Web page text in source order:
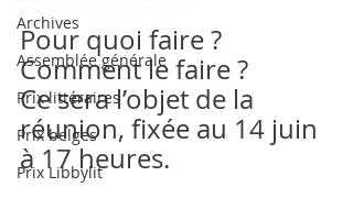
Archives
Assemblée générale
Prix littéraires
Prix belges
Prix Libbylit
Pour quoi faire ?
Comment le faire ?
Ce sera l’objet de la
réunion, fixée au 14 juin
à 17 heures.